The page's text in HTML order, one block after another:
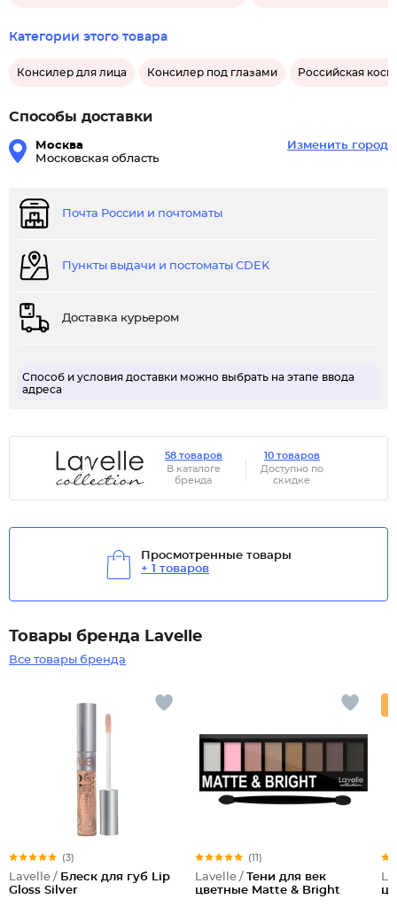
Категории этого товара
Консилер для лица Консилер под глазами Российская
Способы доставки
Москва
Московская область
Изменить город
Почта России и почтоматы
Пункты выдачи и постоматы CDEK
Доставка курьером
Способ и условия доставки можно выбрать на этапе ввода
адреса
58 товаров
В каталоге
бренда
10 товаров
Доступно по
скидке
Просмотренные товары
+ 1 товаров
Товары бренда Lavelle
Все товары бренда
(3)
Lavelle / Блеск для губ Lip
Gloss Silver
(11)
Lavelle / Тени для век
цветные Matte & Bright